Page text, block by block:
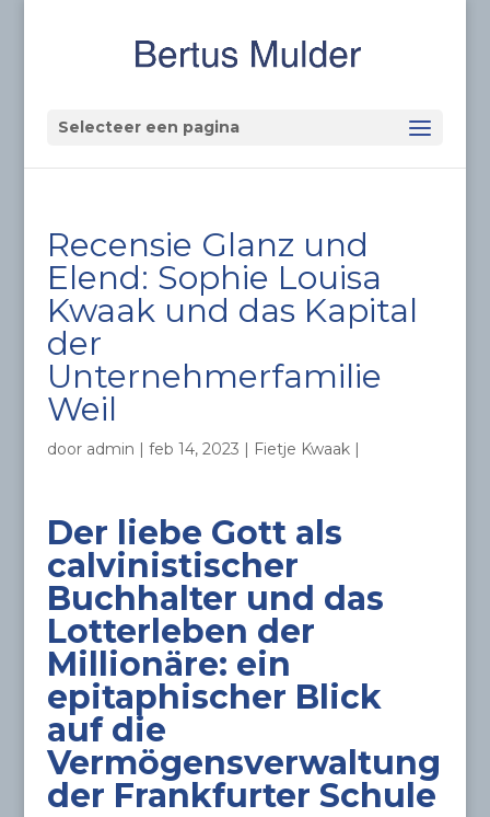
Selecteer een pagina
Recensie Glanz und
Elend: Sophie Louisa
Kwaak und das Kapital
der
Unternehmerfamilie
Weil
door admin | feb 14, 2023 | Fietje Kwaak|
Der liebe Gott als
calvinistischer
Buchhalter und das
Lotterleben der
Millionäre: ein
epitaphischer Blick
auf die
Vermögensverwaltung
der Frankfurter Schule